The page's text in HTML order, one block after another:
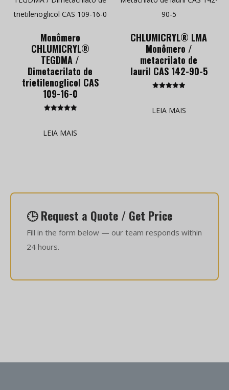
Monômero
CHLUMICRYL®
TEGDMA /
Dimetacrilato de
trietilenoglicol CAS
109-16-0
de 5
LEIA MAIS
CHLUMICRYL® LMA
Monômero /
metacrilato de
lauril CAS 142-90-5
de 5
LEIA MAIS
🕒 Request a Quote / Get Price
Fill in the form below — our team responds within
24 hours.